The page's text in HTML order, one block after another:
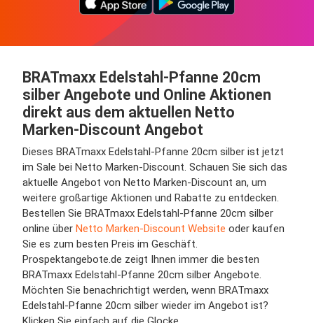
BRATmaxx Edelstahl-Pfanne 20cm
silber Angebote und Online Aktionen
direkt aus dem aktuellen Netto
Marken-Discount Angebot
Dieses BRATmaxx Edelstahl-Pfanne 20cm silber ist jetzt
im Sale bei Netto Marken-Discount. Schauen Sie sich das
aktuelle Angebot von Netto Marken-Discount an, um
weitere großartige Aktionen und Rabatte zu entdecken.
Bestellen Sie BRATmaxx Edelstahl-Pfanne 20cm silber
online über Netto Marken-Discount Website oder kaufen
Sie es zum besten Preis im Geschäft.
Prospektangebote.de zeigt Ihnen immer die besten
BRATmaxx Edelstahl-Pfanne 20cm silber Angebote.
Möchten Sie benachrichtigt werden, wenn BRATmaxx
Edelstahl-Pfanne 20cm silber wieder im Angebot ist?